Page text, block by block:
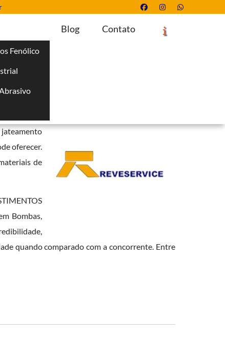
Fenólico
Blog Contato
Solicite um Orçamento
se pela
oferecer.
de
Bombas,
quando comparado com a concorrente. Entre